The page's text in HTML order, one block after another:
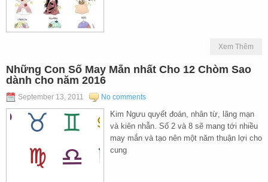
Xem Thêm
Những Con Số May Mắn nhất Cho 12 Chòm Sao
dành cho năm 2016
September 13, 2011 No comments
Kim Ngưu quyết đoán, nhân từ, lãng mạn
và kiên nhẫn. Số 2 và 8 sẽ mang tới nhiều
may mắn và tạo nên một năm thuận lợi cho
cung